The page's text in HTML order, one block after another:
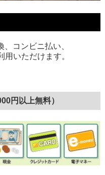
コンビニ払い、
いただけます。
円以上無料）